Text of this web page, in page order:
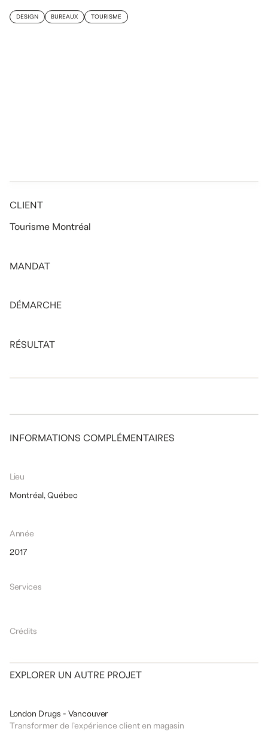
DESIGN BUREAUX TOURISME
CLIENT
Tourisme Montréal
MANDAT
DÉMARCHE
RÉSULTAT
INFORMATIONS COMPLÉMENTAIRES
Lieu
Montréal, Québec
Année
2017
Services
Crédits
EXPLORER UN AUTRE PROJET
London Drugs - Vancouver
Transformer de l’expérience client en magasin